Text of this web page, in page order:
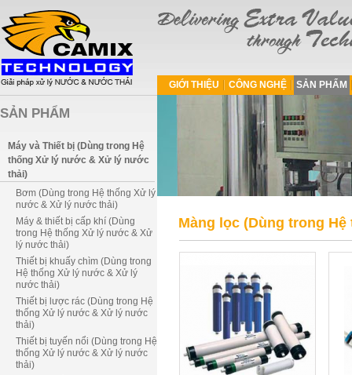
GIỚI THIỆU CÔNG NGHỆ SẢN PHẨM
SẢN PHẨM
Máy và Thiết bị (Dùng trong Hệ
thống Xử lý nước & Xử lý nước
thải)
Bơm (Dùng trong Hệ thống Xử lý
nước & Xử lý nước thải)
Máy & thiết bị cấp khí (Dùng
trong Hệ thống Xử lý nước & Xử
lý nước thải)
Thiết bị khuấy chìm (Dùng trong
Hệ thống Xử lý nước & Xử lý
nước thải)
Thiết bị lược rác (Dùng trong Hệ
thống Xử lý nước & Xử lý nước
thải)
Thiết bị tuyến nổi (Dùng trong Hệ
thống Xử lý nước & Xử lý nước
thải)
Màng lọc (Dùng trong